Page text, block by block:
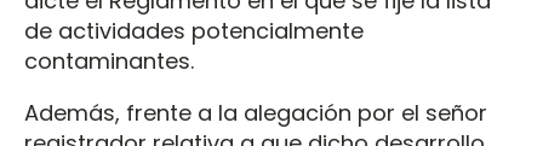
de actividades potencialmente
contaminantes.
Además, frente a la alegación por el señor